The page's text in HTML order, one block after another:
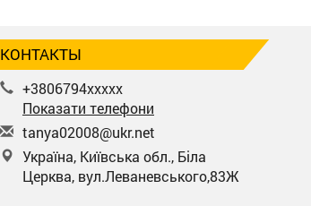
КОНТАКТЫ
+3806794xxxxx
Показати телефони
tanya02008@ukr.net
Україна, Київська обл., Біла
Церква, вул.Леваневського,83Ж